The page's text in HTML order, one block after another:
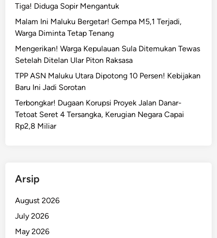
Tiga! Diduga Sopir Mengantuk
Malam Ini Maluku Bergetar! Gempa M5,1 Terjadi,
Warga Diminta Tetap Tenang
Mengerikan! Warga Kepulauan Sula Ditemukan Tewas
Setelah Ditelan Ular Piton Raksasa
TPP ASN Maluku Utara Dipotong 10 Persen! Kebijakan
Baru Ini Jadi Sorotan
Terbongkar! Dugaan Korupsi Proyek Jalan Danar-
Tetoat Seret 4 Tersangka, Kerugian Negara Capai
Rp2,8 Miliar
Arsip
August 2026
July 2026
May 2026